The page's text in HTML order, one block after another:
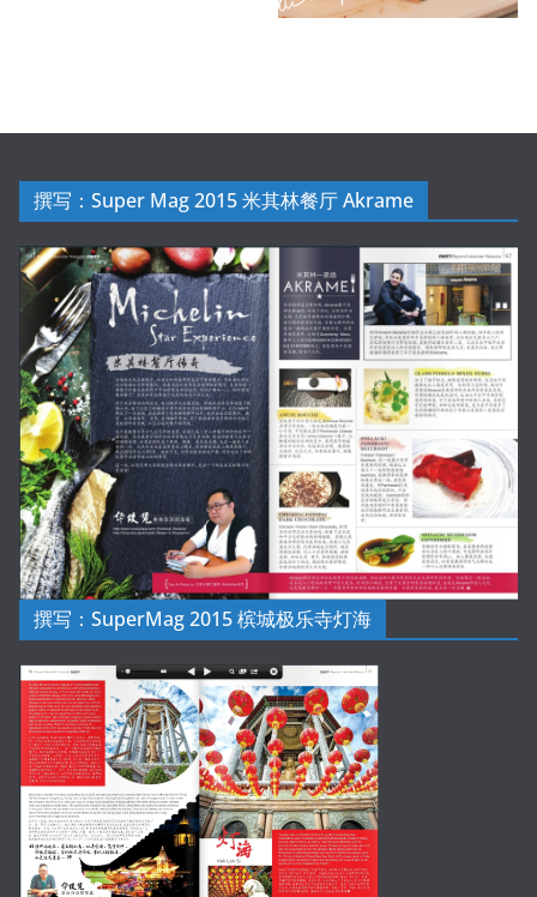
撰写：Super Mag 2015 米其林餐厅 Akrame
撰写：SuperMag 2015 槟城极乐寺灯海